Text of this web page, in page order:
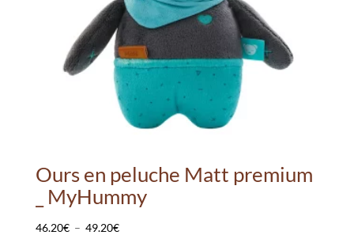
Ours en peluche Matt premium
_ MyHummy
46.20€ – 49.20€Plage